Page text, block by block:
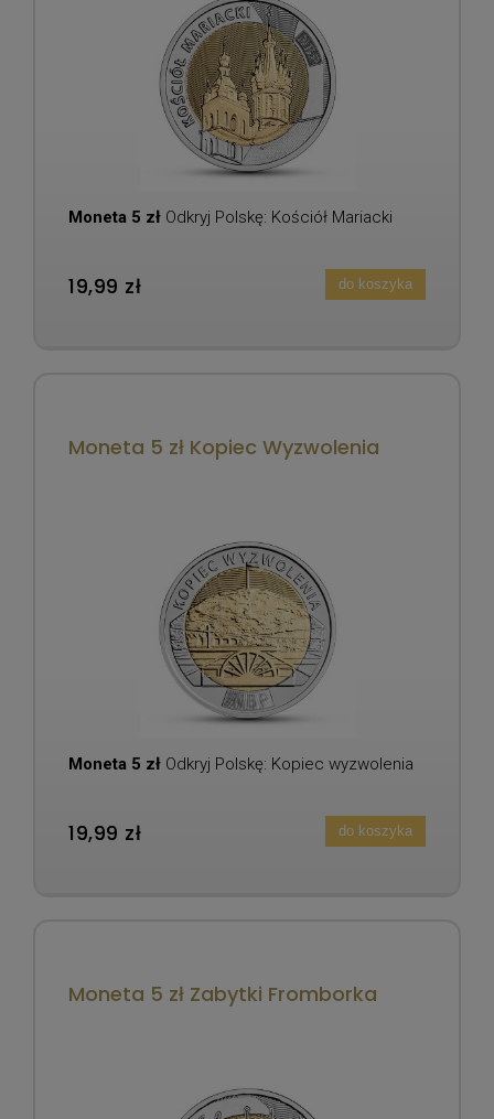
Moneta 5 zł Odkryj Polskę: Kościół Mariacki
19,99 zł do koszyka
Moneta 5 zł Kopiec Wyzwolenia
Moneta 5 zł Odkryj Polskę: Kopiec wyzwolenia
19,99 zł do koszyka
Moneta 5 zł Zabytki Fromborka